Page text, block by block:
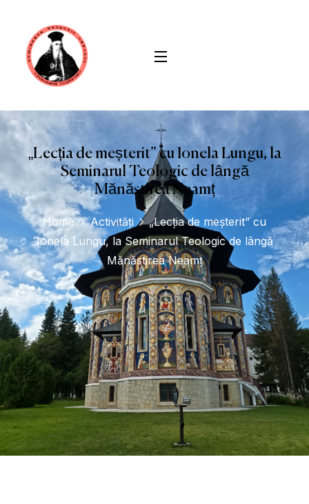
„Lecția de meșterit” cu Ionela Lungu, la
Seminarul Teologic de lângă
Mănăstirea Neamț
Home Activități
„Lecția de meșterit” cu
Ionela Lungu, la Seminarul Teologic de lângă
Mănăstirea Neamț